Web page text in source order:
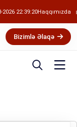
2026 22:39:20Haqqımızda
Bizimlə Əlaqə